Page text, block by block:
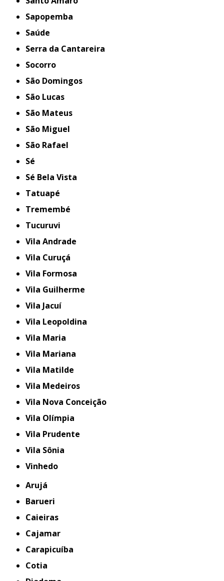
Sapopemba
Saúde
Serra da Cantareira
Socorro
São Domingos
São Lucas
São Mateus
São Miguel
São Rafael
Sé
Sé Bela Vista
Tatuapé
Tremembé
Tucuruvi
Vila Andrade
Vila Curuçá
Vila Formosa
Vila Guilherme
Vila Jacuí
Vila Leopoldina
Vila Maria
Vila Mariana
Vila Matilde
Vila Medeiros
Vila Nova Conceição
Vila Olímpia
Vila Prudente
Vila Sônia
Vinhedo
Arujá
Barueri
Caieiras
Cajamar
Carapicuíba
Cotia